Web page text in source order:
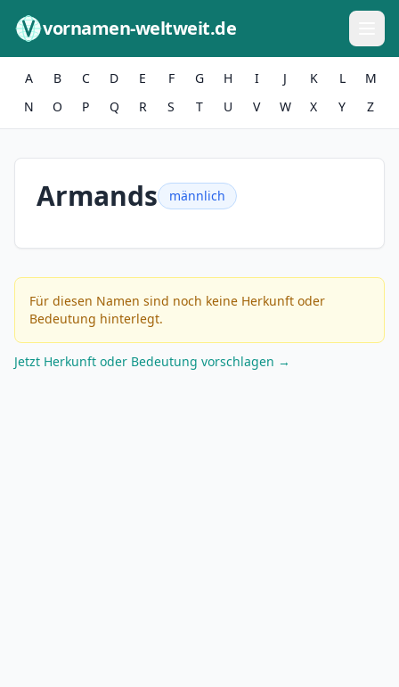
vornamen-weltweit.de
A B C D E F G H I J K L
M
N
O P Q R S T U V W X Y Z
Armands männlich
Für diesen Namen sind noch keine Herkunft oder
Bedeutung hinterlegt.
Jetzt Herkunft oder Bedeutung vorschlagen →